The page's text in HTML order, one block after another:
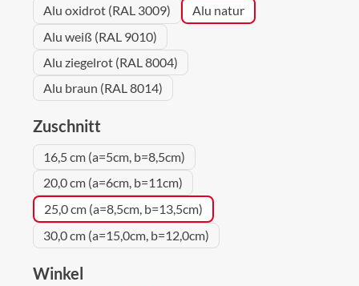
Alu oxidrot (RAL 3009)
Alu natur
Alu weiß (RAL 9010)
Alu ziegelrot (RAL 8004)
Alu braun (RAL 8014)
Zuschnitt
16,5 cm (a=5cm, b=8,5cm)
20,0 cm (a=6cm, b=11cm)
25,0 cm (a=8,5cm, b=13,5cm)
30,0 cm (a=15,0cm, b=12,0cm)
Winkel